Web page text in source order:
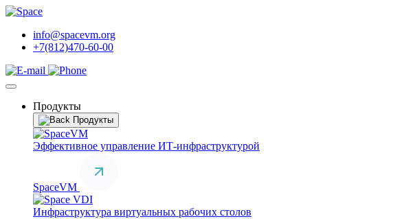
info@spacevm.org
+7(812)470-60-00
Продукты
Продукты
Эффективное управление ИТ-инфраструктурой
SpaceVM
Инфраструктура виртуальных рабочих столов